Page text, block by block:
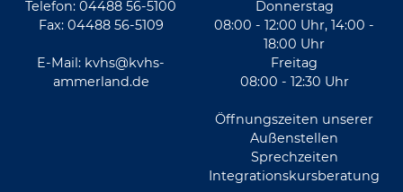
Telefon: 04488 56-5100
Fax: 04488 56-5109
E-Mail: kvhs@kvhs-
ammerland.de
Donnerstag
08:00 - 12:00 Uhr, 14:00 -
18:00 Uhr
Freitag
08:00 - 12:30 Uhr
Öffnungszeiten unserer
Außenstellen
Sprechzeiten
Integrationskursberatung